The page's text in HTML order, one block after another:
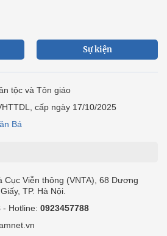
Sự kiện
tộc và Tôn giáo
cấp ngày 17/10/2025
Bá
Cục Viễn thông (VNTA), 68 Dương
TP. Hà Nội.
- Hotline: 0923457788